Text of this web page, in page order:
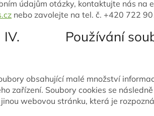
údajům otázky, kontaktujte nás na
nebo zavolejte na tel. č. +420 722
IV. Používání
obsahující malé množství
zařízení. Soubory cookies se
webovou stránku, která je